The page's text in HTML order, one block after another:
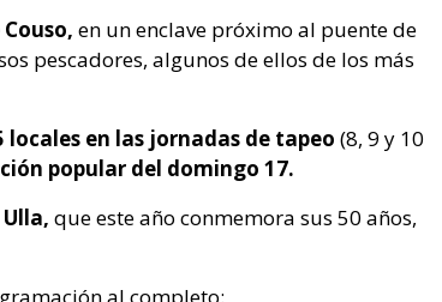
en un enclave próximo al puente de
pescadores, algunos de ellos de los más
locales en las jornadas de tapeo (8, 9 y 10
popular del domingo 17.
que este año conmemora sus 50 años,